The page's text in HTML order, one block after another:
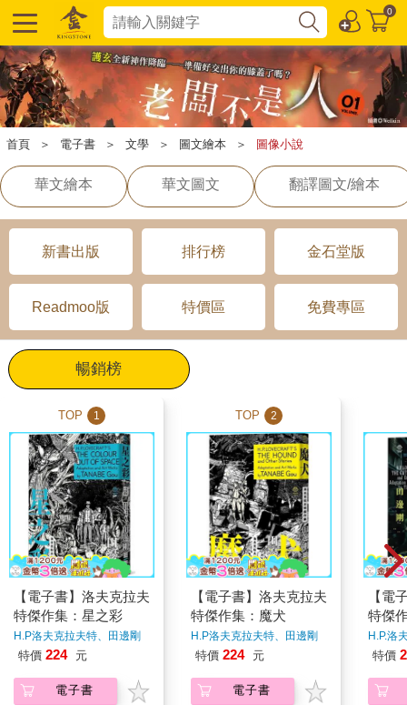
0
首頁 ＞ 電子書 ＞ 文學 ＞ 圖文繪本 ＞ 圖像小說
華文繪本 華文圖文 翻譯圖文/繪本
新書出版 排行榜 金石堂版
Readmoo版 特價區 免費專區
暢銷榜
TOP 1
【電子書】洛夫克拉夫
特傑作集：星之彩
H.P洛夫克拉夫特、田邊剛
著
特價 224 元
電子書
TOP 2
【電子書】洛夫克拉夫
特傑作集：魔犬
H.P洛夫克拉夫特、田邊剛
著
特價 224 元
電子書
【電
特傑
H.P.洛
著
特價